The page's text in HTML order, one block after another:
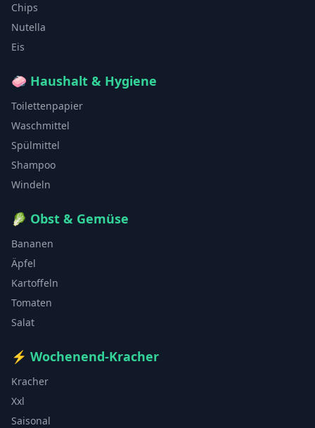
Chips
Nutella
Eis
🧼 Haushalt & Hygiene
Toilettenpapier
Waschmittel
Spülmittel
Shampoo
Windeln
🥬 Obst & Gemüse
Bananen
Äpfel
Kartoffeln
Tomaten
Salat
⚡ Wochenend-Kracher
Kracher
Xxl
Saisonal